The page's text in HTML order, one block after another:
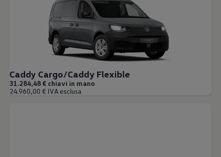
Caddy Cargo/Caddy Flexible
31.284,48 € chiavi in mano
24.960,00 € IVA esclusa